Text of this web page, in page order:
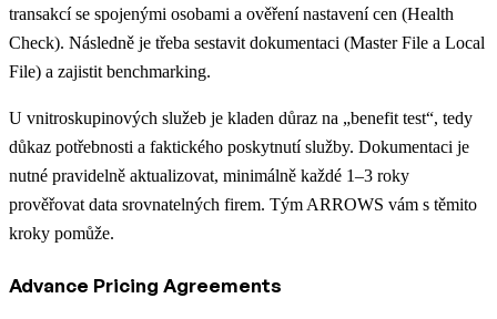
transakcí se spojenými osobami a ověření nastavení cen (Health
Check). Následně je třeba sestavit dokumentaci (Master File a Local
File) a zajistit benchmarking.
U vnitroskupinových služeb je kladen důraz na „benefit test“, tedy
důkaz potřebnosti a faktického poskytnutí služby. Dokumentaci je
nutné pravidelně aktualizovat, minimálně každé 1–3 roky
prověřovat data srovnatelných firem. Tým ARROWS vám s těmito
kroky pomůže.
Advance Pricing Agreements